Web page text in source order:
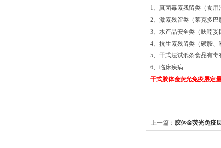
1、真菌毒素残留类（食
2、激素残留类（莱克多
3、水产品安全类（呋喃
4、抗生素残留类（磺胺、
5、干式法试纸条食品有
6、临床疾病
干式胶体金荧光免疫层定
上一篇： 胶体金荧光免疫